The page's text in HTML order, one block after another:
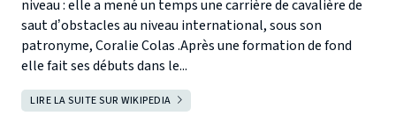
niveau : elle a mené un temps une carrière de cavalière de
saut d’obstacles au niveau international, sous son
patronyme, Coralie Colas .Après une formation de fond
elle fait ses débuts dans le...
LIRE LA SUITE SUR WIKIPEDIA